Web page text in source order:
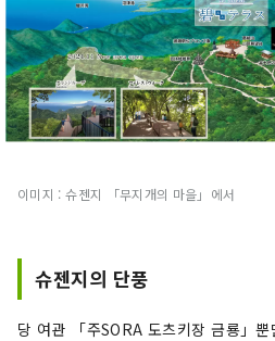
이미지 : 슈젠지 「무지개의 마을」에서
슈젠지의 단풍
당 여관 「주SORA 도츠키장 금룡」